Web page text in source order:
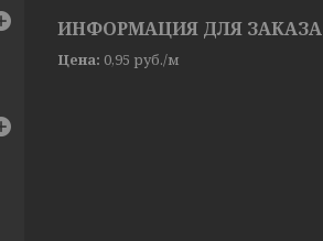
ИНФОРМАЦИЯ ДЛЯ ЗАКАЗА
Цена: 0,95 руб./м